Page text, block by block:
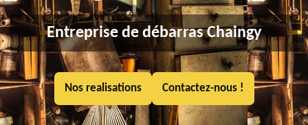
Entreprise de débarras Chaingy
Nos realisations Contactez-nous !